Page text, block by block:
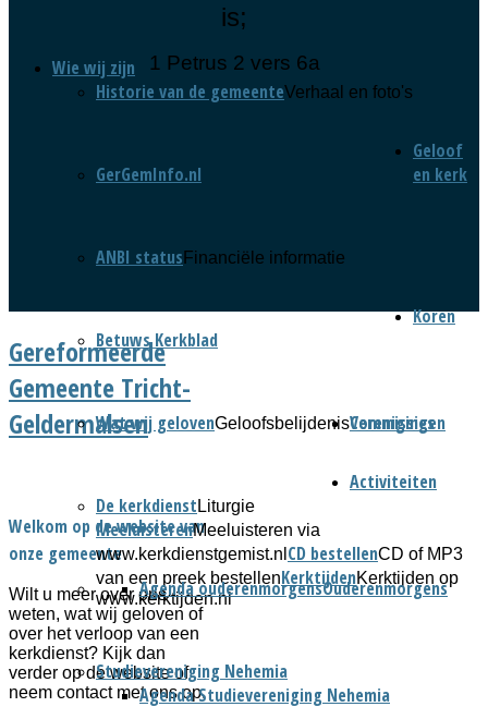
Wie wij zijn
Historie van de gemeenteVerhaal en foto's
GerGemInfo.nl
ANBI status Financiële informatie
Betuws Kerkblad
Geloof
en kerk
Wat wij gelovenGeloofsbelijdenis
De kerkdienst Liturgie
MeeluisterenMeeluisteren via
www.kerkdienstgemist.nl CD bestellenCD of MP3
van een preek bestellenKerktijdenKerktijden op
www.kerktijden.nl
Verenigingen
Ouderenmorgens
Agenda ouderenmorgens
Studievereniging Nehemia
Agenda Studievereniging Nehemia
Koren
Commissies
Activiteiten
is;
1 Petrus 2 vers 6a
Gereformeerde
Gemeente Tricht-
Geldermalsen
Welkom op de website van
onze gemeente
Wilt u meer over ons
weten, wat wij geloven of
over het verloop van een
kerkdienst? Kijk dan
verder op de website of
neem contact met ons op.